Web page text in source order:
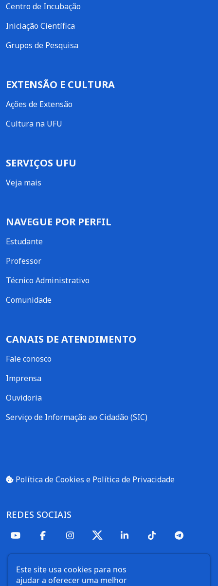
Centro de Incubação
Iniciação Científica
Grupos de Pesquisa
EXTENSÃO E CULTURA
Ações de Extensão
Cultura na UFU
SERVIÇOS UFU
Veja mais
NAVEGUE POR PERFIL
Estudante
Professor
Técnico Administrativo
Comunidade
CANAIS DE ATENDIMENTO
Fale conosco
Imprensa
Ouvidoria
Serviço de Informação ao Cidadão (SIC)
Política de Cookies e Política de Privacidade
REDES SOCIAIS
Este site usa cookies para nos
ajudar a oferecer uma melhor